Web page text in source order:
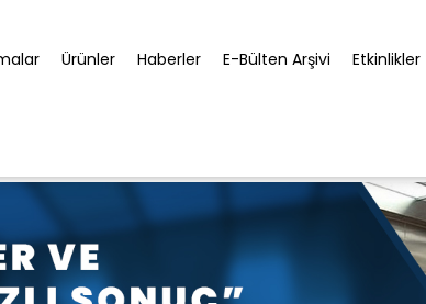
Ürünler Haberler E-Bülten Arşivi Etkinlikler